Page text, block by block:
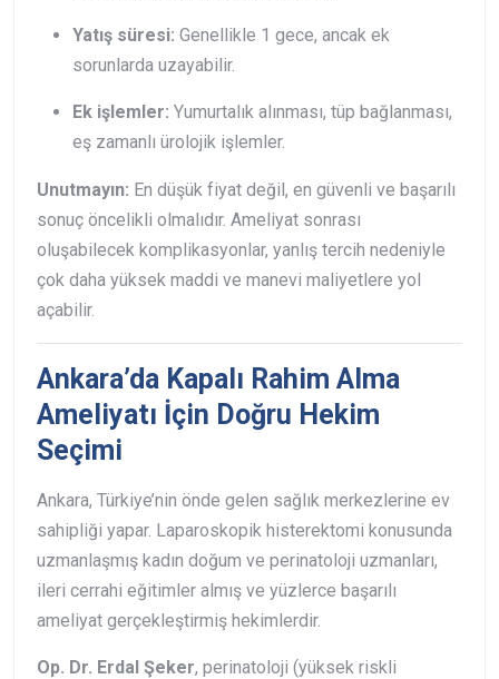
Yatış süresi: Genellikle 1 gece, ancak ek
sorunlarda uzayabilir.
Ek işlemler: Yumurtalık alınması, tüp bağlanması,
eş zamanlı ürolojik işlemler.
Unutmayın: En düşük fiyat değil, en güvenli ve başarılı
sonuç öncelikli olmalıdır. Ameliyat sonrası
oluşabilecek komplikasyonlar, yanlış tercih nedeniyle
çok daha yüksek maddi ve manevi maliyetlere yol
açabilir.
Ankara’da Kapalı Rahim Alma
Ameliyatı İçin Doğru Hekim
Seçimi
Ankara, Türkiye’nin önde gelen sağlık merkezlerine ev
sahipliği yapar. Laparoskopik histerektomi konusunda
uzmanlaşmış kadın doğum ve perinatoloji uzmanları,
ileri cerrahi eğitimler almış ve yüzlerce başarılı
ameliyat gerçekleştirmiş hekimlerdir.
Op. Dr. Erdal Şeker, perinatoloji (yüksek riskli